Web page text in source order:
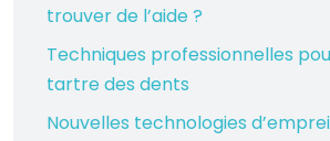
trouver de l’aide ?
Techniques professionnelles
tartre des dents
Nouvelles technologies